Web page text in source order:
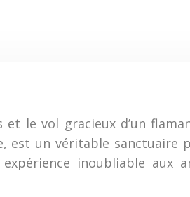
le vol gracieux d’un
est un véritable
inoubliable aux